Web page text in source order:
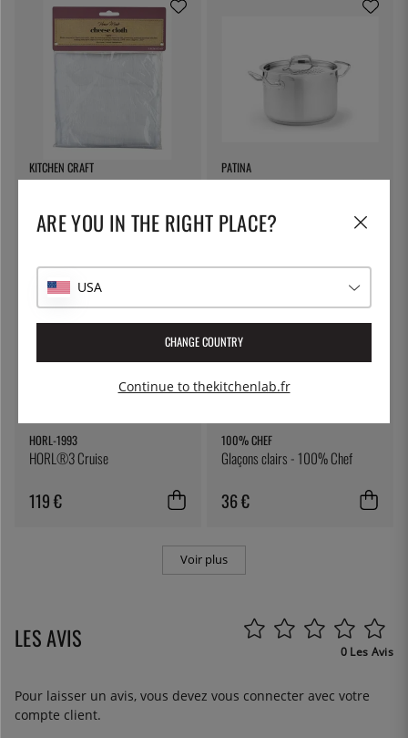
KITCHEN CRAFT
Toile à fromage, toile filtrante -
7 €
PATINA
Marmite à pâtes avec couvercle
55 €
HORL-1993
HORL®3 Cruise
119 €
100% CHEF
Glaçons clairs - 100% Chef
36 €
Voir plus
LES AVIS 0 Les Avis
Pour laisser un avis, vous devez vous connecter avec votre
compte client.
ARE YOU IN THE RIGHT PLACE?
USA
CHANGE COUNTRY
Continue to thekitchenlab.fr